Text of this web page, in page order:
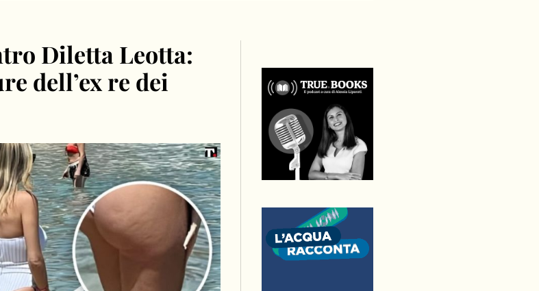
Diletta Leotta:
dell’ex re dei